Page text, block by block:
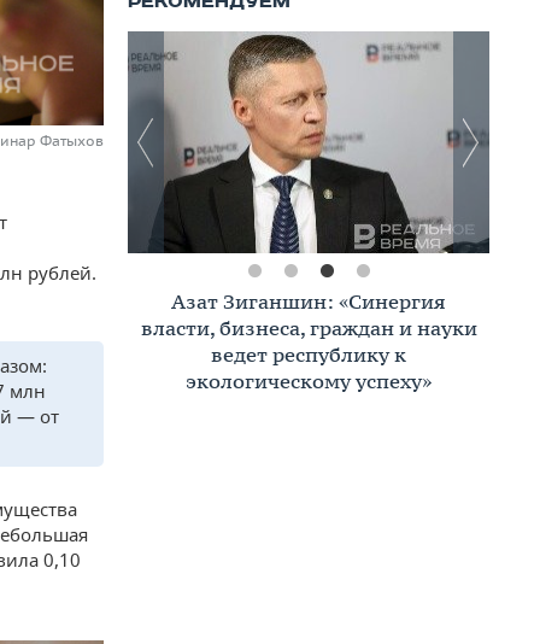
Фатыхов
рублей.
млн
— от
0,10
Азат Зиганшин: «Синергия
власти, бизнеса, граждан и науки
ведет республику к
экологическому успеху»